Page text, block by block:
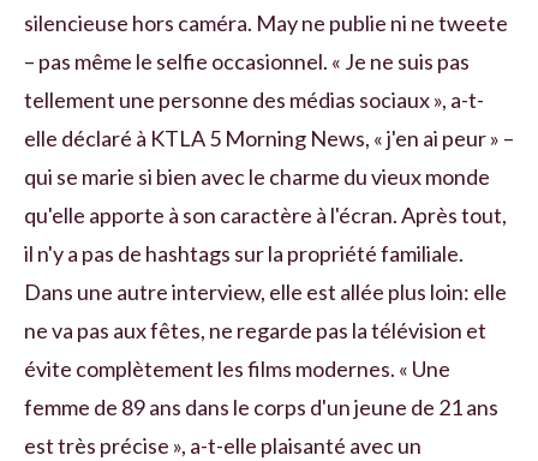
silencieuse hors caméra. May ne publie ni ne tweete
– pas même le selfie occasionnel. « Je ne suis pas
tellement une personne des médias sociaux », a-t-
elle déclaré à KTLA 5 Morning News, « j'en ai peur » –
qui se marie si bien avec le charme du vieux monde
qu'elle apporte à son caractère à l'écran. Après tout,
il n'y a pas de hashtags sur la propriété familiale.
Dans une autre interview, elle est allée plus loin: elle
ne va pas aux fêtes, ne regarde pas la télévision et
évite complètement les films modernes. « Une
femme de 89 ans dans le corps d'un jeune de 21 ans
est très précise », a-t-elle plaisanté avec un